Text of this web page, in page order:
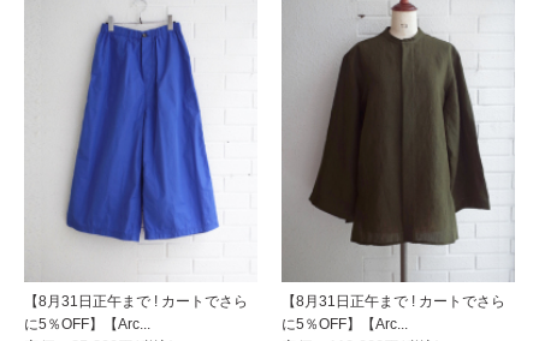
【8月31日正午まで ! カートでさら
に5％OFF】【Arc...
【8月31日正午まで ! カートでさら
に5％OFF】【Arc...